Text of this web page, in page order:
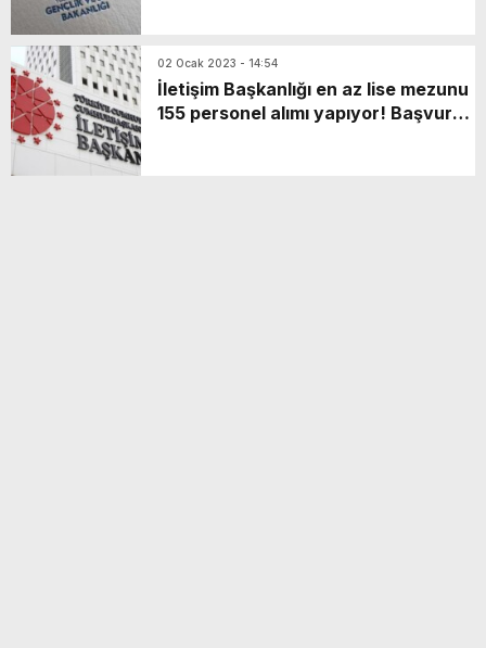
02 Ocak 2023 - 14:54
İletişim Başkanlığı en az lise mezunu
155 personel alımı yapıyor! Başvuru